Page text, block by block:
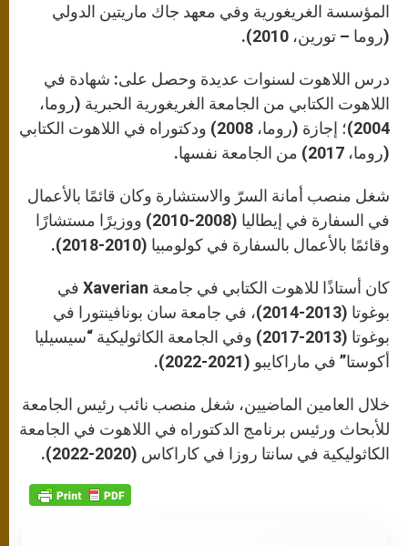
المؤسسة الغريغورية وفي معهد جاك ماريتين الدولي
(روما – تورين، 2010).
درس اللاهوت لسنوات عديدة وحصل على: شهادة في
اللاهوت الكتابي من الجامعة الغريغورية الحبرية (روما،
2004)؛ إجازة (روما، 2008) ودكتوراه في اللاهوت الكتابي
(روما، 2017) من الجامعة نفسها.
شغل منصب أمانة السرّ والاستشارة وكان قائمًا بالأعمال
في السفارة في إيطاليا (2008-2010) ووزيرًا مستشارًا
وقائمًا بالأعمال بالسفارة في كولومبيا (2010-2018).
كان أستاذًا للاهوت الكتابي في جامعة Xaverian في
بوغوتا (2013-2014)، في جامعة سان بونافينتورا في
بوغوتا (2013-2017) وفي الجامعة الكاثوليكية “سيسيليا
أكوستا” في ماراكايبو (2021-2022).
خلال العامين الماضيين، شغل منصب نائب رئيس الجامعة
للأبحاث ورئيس برنامج الدكتوراه في اللاهوت في الجامعة
الكاثوليكية في سانتا روزا في كاراكاس (2020-2022).